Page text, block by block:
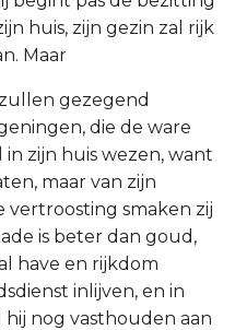
huis, zijn gezin zal rijk
Maar
gezegend
die de ware
zijn huis wezen, want
maar van zijn
vertroosting smaken zij
is beter dan goud,
have en rijkdom
inlijven, en in
hij nog vasthouden aan